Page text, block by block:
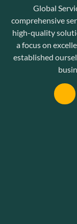
Global
comprehensive
high-quality
a focus on
established